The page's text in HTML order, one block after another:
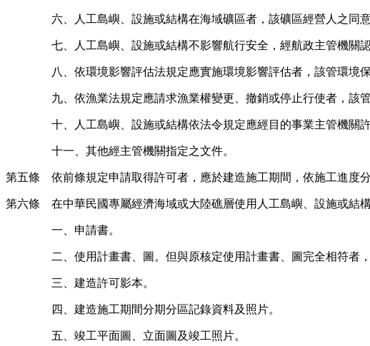
六、人工島嶼、設施或結構在海域礦區者，該礦區經營人之同意
七、人工島嶼、設施或結構不影響航行安全，經航政主管機關
八、依環境影響評估法規定應實施環境影響評估者，該管環境
九、依漁業法規定應請求漁業權變更、撤銷或停止行使者，該
十、人工島嶼、設施或結構依法令規定應經目的事業主管機關
十一、其他經主管機關指定之文件。
第五條 依前條規定申請取得許可者，應於建造施工期間，依施工進度分
第六條 在中華民國專屬經濟海域或大陸礁層使用人工島嶼、設施或結
一、申請書。
二、使用計畫書、圖。但與原核定使用計畫書、圖完全相符者，
三、建造許可影本。
四、建造施工期間分期分區記錄資料及照片。
五、竣工平面圖、立面圖及竣工照片。